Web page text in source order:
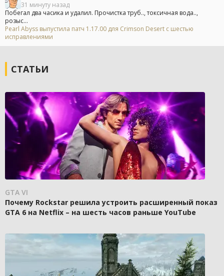
31 минуту назад
Побегал два часика и удалил. Прочистка труб.., токсичная вода..,
розыс...
Pearl Abyss выпустила патч 1.17.00 для Crimson Desert с шестью
исправлениями
СТАТЬИ
GTA VI
Почему Rockstar решила устроить расширенный показ
GTA 6 на Netflix – на шесть часов раньше YouTube